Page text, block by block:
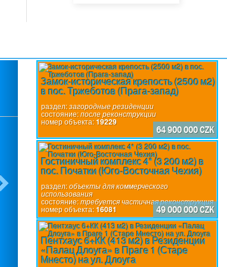
Участок (3580 м2) в пос.Вшеноры
раздел:строительные участки
Участок с уклоном (3580 м2), который
участка под застройку с общей
пос.Вшеноры (Прага-запад). Имеется
вилл «Панорама Вшеноры» с
домов: Вилла «Х» (6/7+1): Площадь
Замок-историческая крепость (2500 м2)
в пос. Тржеботов (Прага-запад)
раздел:загородные резиденции
состояние:после реконструкции
номер объекта:19229
64 900 000 CZK
Гостиничный комплекс 4* (3 200 м2) в
пос. Початки (Юго-Восточная Чехия)
раздел:объекты для коммерческого
использования
состояние:требуется частичная реконструкция
номер объекта:16081 49 000 000 CZK
Пентхаус 6+КК (413 м2) в Резиденции
«Палац Длоуга» в Праге 1 (Старе
Мнесто) на ул. Длоуга